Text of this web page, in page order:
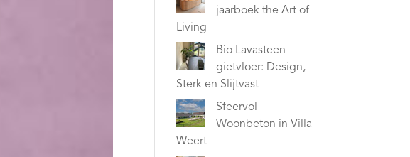
jaarboek the Art of
Living
Bio Lavasteen
gietvloer: Design,
Sterk en Slijtvast
Sfeervol
Woonbeton in Villa
Weert